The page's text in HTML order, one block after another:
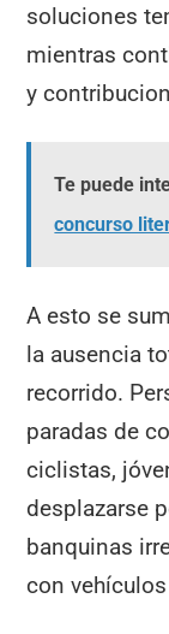
soluciones
mientras
y
Te puede
concurso
A esto se
la ausencia
recorrido.
paradas de
ciclistas,
desplazarse
banquinas
con